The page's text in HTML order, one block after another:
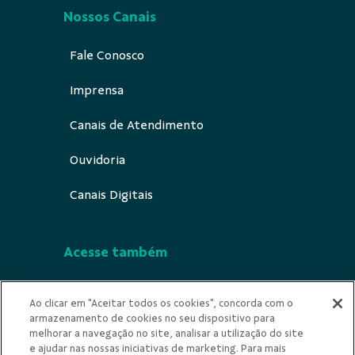
Nossos Canais
Fale Conosco
Imprensa
Canais de Atendimento
Ouvidoria
Canais Digitais
Acesse também
Indícios de Ilicitude
Ao clicar em "Aceitar todos os cookies", concorda com o
armazenamento de cookies no seu dispositivo para
melhorar a navegação no site, analisar a utilização do site
e ajudar nas nossas iniciativas de marketing. Para mais